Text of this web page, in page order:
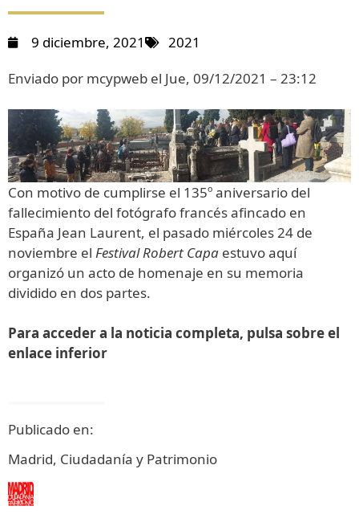
9 diciembre, 2021
2021
Enviado por mcypweb el Jue, 09/12/2021 – 23:12
Con motivo de cumplirse el 135º aniversario del
fallecimiento del fotógrafo francés afincado en
España Jean Laurent, el pasado miércoles 24 de
noviembre el Festival Robert Capa estuvo aquí
organizó un acto de homenaje en su memoria
dividido en dos partes.
Para acceder a la noticia completa, pulsa sobre el
enlace inferior
Publicado en:
Madrid, Ciudadanía y Patrimonio